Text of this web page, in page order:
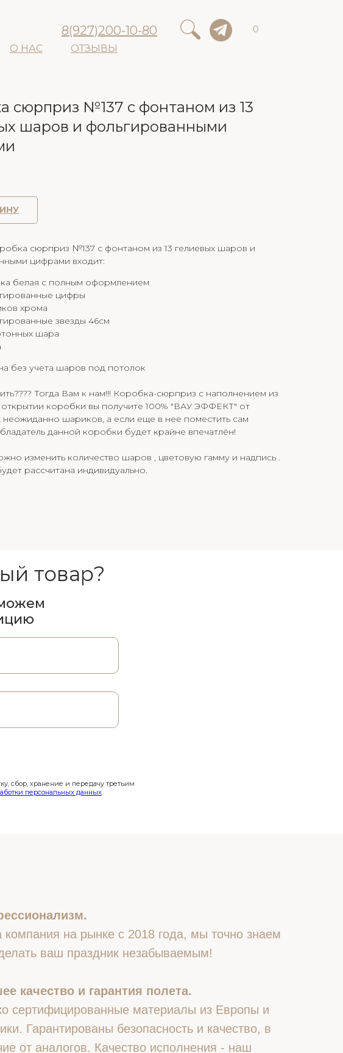
О НАС ОТЗЫВЫ
8(927)200-10-80 0
сюрприз №137 с фонтаном из 13
шаров и фольгированными
сюрприз №137 с фонтаном из 13 гелиевых шаров и
цифрами входит:
белая с полным оформлением
цифры
хрома
звезды 46см
шара
без учета шаров под потолок
Тогда Вам к нам!!! Коробка-сюрприз с наполнением из
коробки вы получите 100% "ВАУ ЭФФЕКТ" от
шариков, а если еще в нее поместить сам
данной коробки будет крайне впечатлён!
изменить количество шаров , цветовую гамму и надпись .
рассчитана индивидуально.
товар?
сбор, хранение и передачу третьим
персональных данных.
на рынке с 2018 года, мы точно знаем
ваш праздник незабываемым!
качество и гарантия полета.
сертифицированные материалы из Европы и
Гарантированы безопасность и качество, в
от аналогов. Качество исполнения - наш